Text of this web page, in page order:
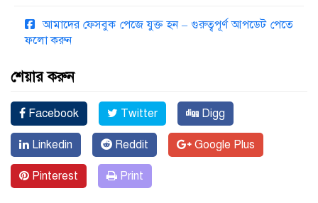
আমাদের ফেসবুক পেজে যুক্ত হন – গুরুত্বপূর্ণ আপডেট পেতে
ফলো করুন
শেয়ার করুন
Facebook Twitter Digg
Linkedin Reddit Google Plus
Pinterest Print